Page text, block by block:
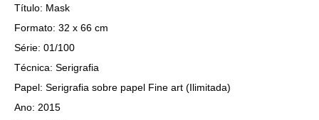
Título: Mask
Formato: 32 x 66 cm
Série: 01/100
Técnica: Serigrafia
Papel: Serigrafia sobre papel Fine art (Ilimitada)
Ano: 2015